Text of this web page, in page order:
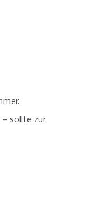
– sollte zur